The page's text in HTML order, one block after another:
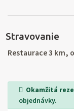
horolezectví,
soutězce, letní
Stravovanie
Restaurace 3 km,
Okamžitá
objednávky.